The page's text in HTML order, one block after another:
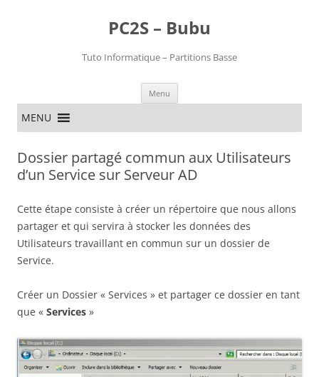
PC2S – Bubu
Tuto Informatique – Partitions Basse
Menu
contenu
MENU
Dossier partagé commun aux Utilisateurs
d’un Service sur Serveur AD
Cette étape consiste à créer un répertoire que nous allons
partager et qui servira à stocker les données des
Utilisateurs travaillant en commun sur un dossier de
Service.
Créer un Dossier « Services » et partager ce dossier en tant
que « Services »